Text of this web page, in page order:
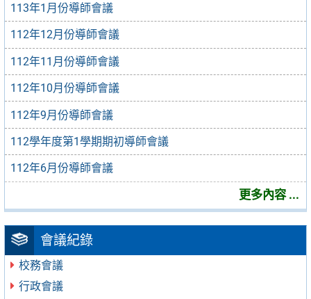
113年1月份導師會議
112年12月份導師會議
112年11月份導師會議
112年10月份導師會議
112年9月份導師會議
112學年度第1學期期初導師會議
112年6月份導師會議
更多內容 ...
會議紀錄
校務會議
行政會議